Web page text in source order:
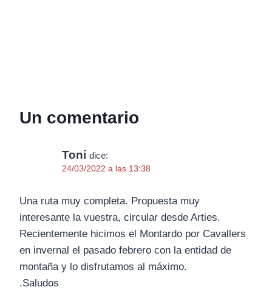
Un comentario
Toni dice:
24/03/2022 a las 13:38
Una ruta muy completa. Propuesta muy
interesante la vuestra, circular desde Arties.
Recientemente hicimos el Montardo por Cavallers
en invernal el pasado febrero con la entidad de
montaña y lo disfrutamos al máximo.
.Saludos